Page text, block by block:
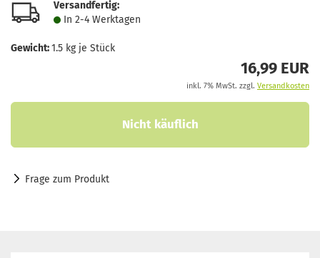
Versandfertig:
In 2-4 Werktagen
Gewicht:1.5 kg je Stück
16,99 EUR
inkl. 7% MwSt. zzgl. Versandkosten
Frage zum Produkt